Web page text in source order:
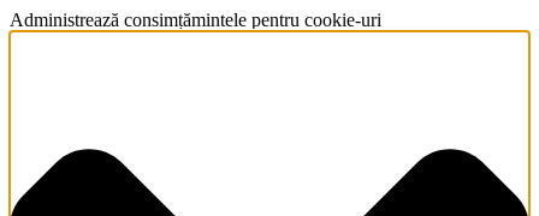
Administrează consimțămintele pentru cookie-uri